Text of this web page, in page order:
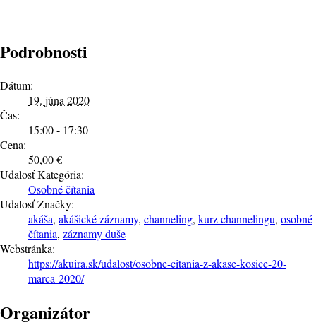
Podrobnosti
Dátum:
19. júna 2020
Čas:
15:00 - 17:30
Cena:
50,00 €
Udalosť Kategória:
Osobné čítania
Udalosť Značky:
akáša, akášické záznamy, channeling, kurz channelingu, osobné
čítania, záznamy duše
Webstránka:
https://akuira.sk/udalost/osobne-citania-z-akase-kosice-20-
marca-2020/
Organizátor